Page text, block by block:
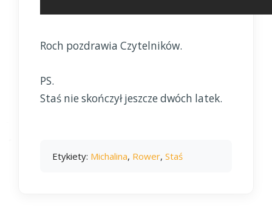
Roch pozdrawia Czytelników.
PS.
Staś nie skończył jeszcze dwóch latek.
Etykiety: Michalina, Rower, Staś